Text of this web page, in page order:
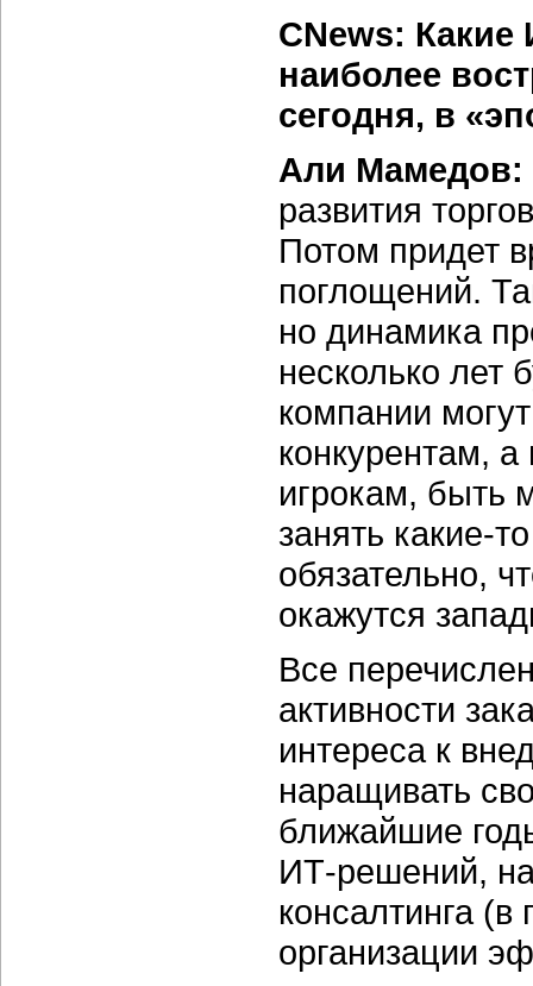
CNews:
наиболее
сегодня, в
Али Мамедов:
развития
Потом придет
поглощений.
но динамика
несколько лет
компании
конкурентам,
игрокам, быть
занять какие-
обязательно,
окажутся
Все
активности
интереса к
наращивать
ближайшие
ИТ-решений,
консалтинга
организации